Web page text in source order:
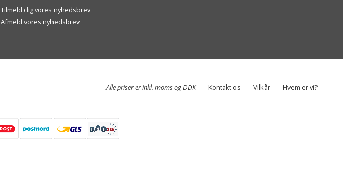
Tilmeld dig vores nyhedsbrev
Afmeld vores nyhedsbrev
Hvem er vi?
Vilkår
Kontakt os
Alle priser er inkl. moms og DDK